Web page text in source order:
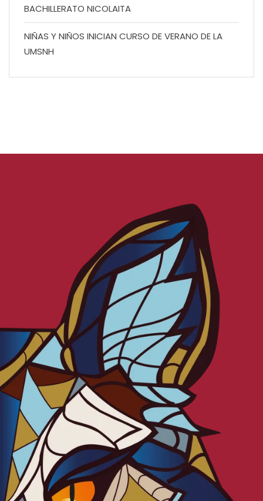
BACHILLERATO NICOLAITA
NIÑAS Y NIÑOS INICIAN CURSO DE VERANO DE LA
UMSNH